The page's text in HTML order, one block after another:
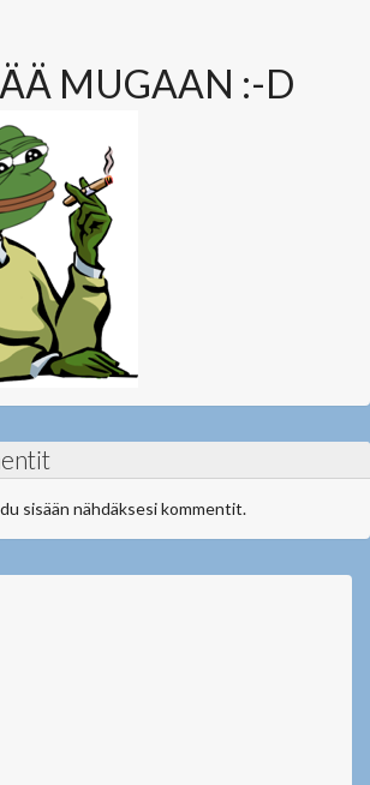
MUGAAN :-D
sisään nähdäksesi kommentit.